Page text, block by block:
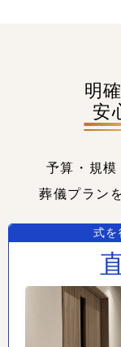
明
安
予算・規模
葬儀プラン
式を